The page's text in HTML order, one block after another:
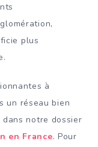
plus
à
un réseau bien
notre dossier
en France. Pour